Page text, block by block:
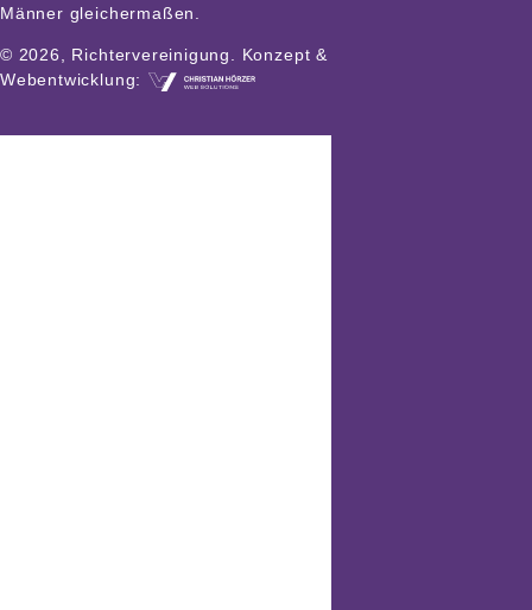
Männer gleichermaßen.
© 2026, Richtervereinigung. Konzept & Design:
Webentwicklung: